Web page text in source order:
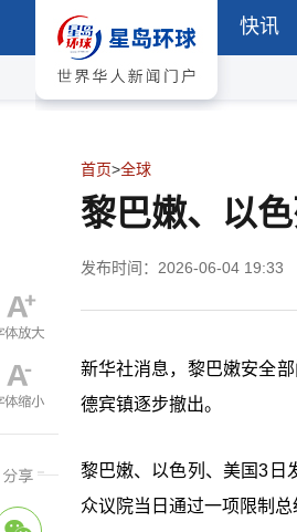
快讯
首页>全球
黎巴嫩、以
发布时间：2026-06-04 19:33
新华社消息，黎巴嫩安全
德宾镇逐步撤出。
黎巴嫩、以色列、美国3日
众议院当日通过一项限制